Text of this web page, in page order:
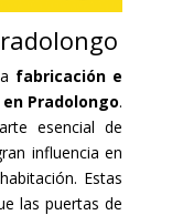
fabricación e
Pradolongo.
esencial de
influencia en
Estas
las puertas de